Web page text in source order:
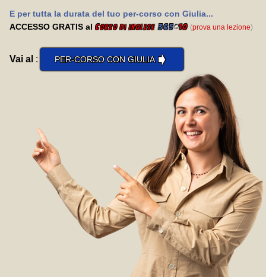
E per tutta la durata del tuo per-corso con Giulia...
ACCESSO GRATIS al Corso di inglese 365*10 (prova una lezione)
Vai al : PER-CORSO CON GIULIA➧